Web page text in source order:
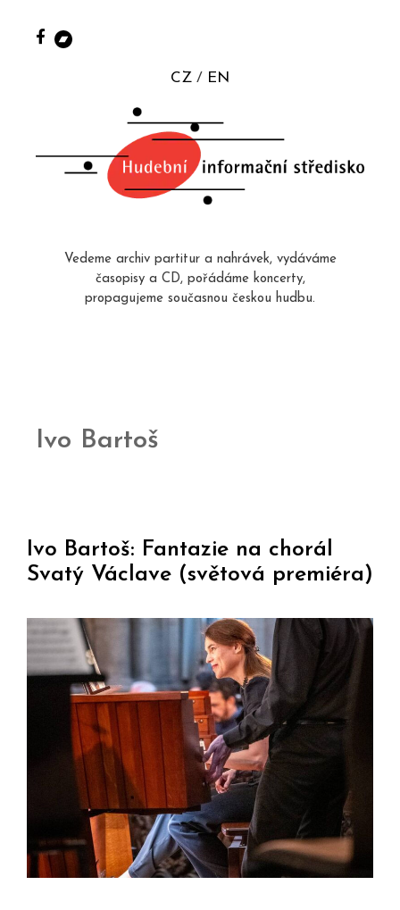
CZ EN
Vedeme archiv partitur a nahrávek, vydáváme
časopisy a CD, pořádáme koncerty,
propagujeme současnou českou hudbu.
Ivo Bartoš
Ivo Bartoš: Fantazie na chorál
Svatý Václave (světová premiéra)